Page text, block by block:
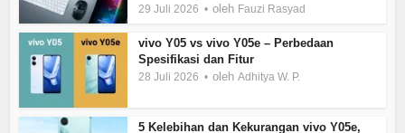
29 Juli 2026 oleh Fauzi Rasyad
vivo Y05 vs vivo Y05e – Perbedaan
Spesifikasi dan Fitur
28 Juli 2026 olehAdhitya W. P.
5 Kelebihan dan Kekurangan vivo Y05e,